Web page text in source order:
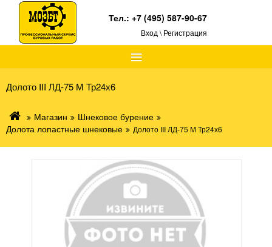
≡
Тел.:+7 (495) 587-90-67
Вход \ Регистрация
Долото III ЛД-75 М Тр24х6
Магазин
Шнековое бурение
Долота лопастные шнековые
Долото III ЛД-75 М Тр24х6